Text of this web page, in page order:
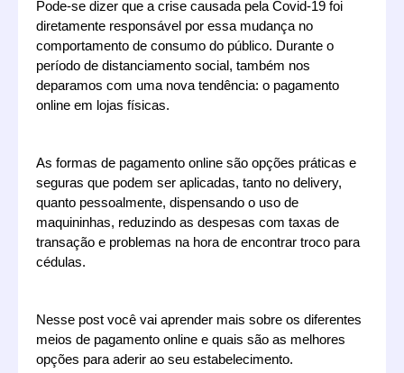
Pode-se dizer que a crise causada pela Covid-19 foi
diretamente responsável por essa mudança no
comportamento de consumo do público. Durante o
período de distanciamento social, também nos
deparamos com uma nova tendência: o pagamento
online em lojas físicas.
As formas de pagamento online são opções práticas e
seguras que podem ser aplicadas, tanto no delivery,
quanto pessoalmente, dispensando o uso de
maquininhas, reduzindo as despesas com taxas de
transação e problemas na hora de encontrar troco para
cédulas.
Nesse post você vai aprender mais sobre os diferentes
meios de pagamento online e quais são as melhores
opções para aderir ao seu estabelecimento.